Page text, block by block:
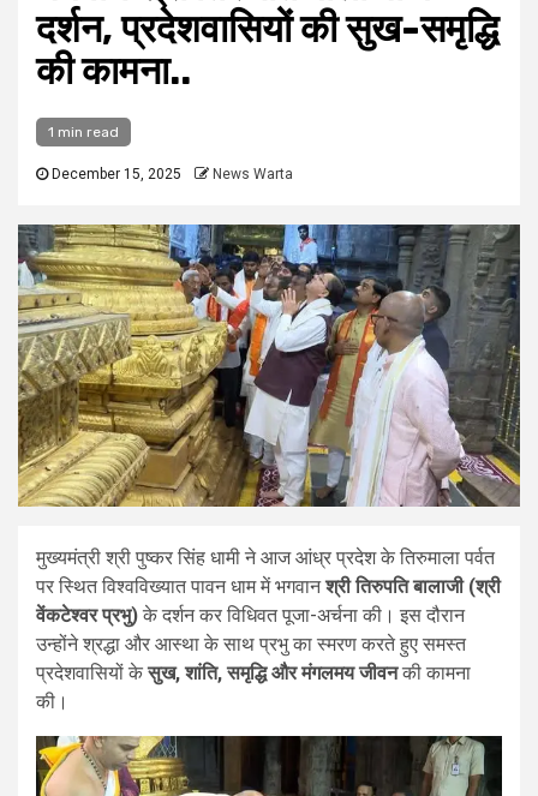
दर्शन, प्रदेशवासियों की सुख-समृद्धि
की कामना..
1 min read
December 15, 2025 News Warta
मुख्यमंत्री श्री पुष्कर सिंह धामी ने आज आंध्र प्रदेश के तिरुमाला पर्वत
पर स्थित विश्वविख्यात पावन धाम में भगवानश्री तिरुपति बालाजी (श्री
वेंकटेश्वर प्रभु) के दर्शन कर विधिवत पूजा-अर्चना की। इस दौरान
उन्होंने श्रद्धा और आस्था के साथ प्रभु का स्मरण करते हुए समस्त
प्रदेशवासियों केसुख, शांति, समृद्धि और मंगलमय जीवनकी कामना
की।